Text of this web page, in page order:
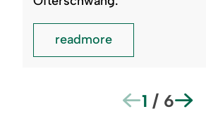
readmore
1 / 6